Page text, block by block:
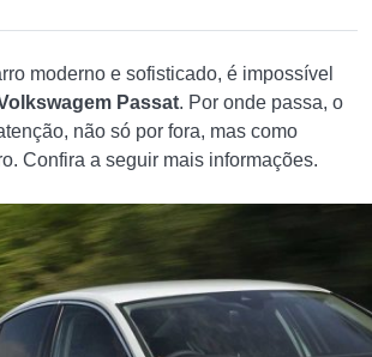
moderno e sofisticado, é impossível
Passat. Por onde passa, o
não só por fora, mas como
Confira a seguir mais informações.